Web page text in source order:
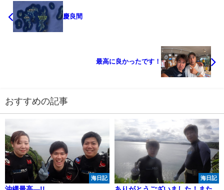
慶良間
最高に良かったです！
おすすめの記事
海日記 海日記